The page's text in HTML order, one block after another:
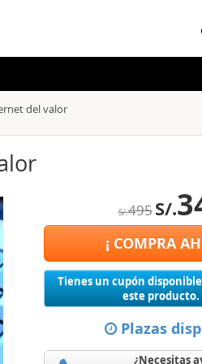
del valor
S/.495S/.
¡ COMPRA
Tienes un cupón
este producto.
Plazas
¿Necesitas